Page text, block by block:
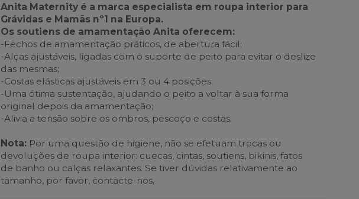
Anita Maternity é a marca especialista em roupa interior para
Grávidas e Mamãs nº1 na Europa.
Os soutiens de amamentação Anita oferecem:
-Fechos de amamentação práticos, de abertura fácil;
-Alças ajustáveis, ligadas com o suporte de peito para evitar o deslize
das mesmas;
-Costas elásticas ajustáveis em 3 ou 4 posições;
-Uma ótima sustentação, ajudando o peito a voltar à sua forma
original depois da amamentação;
-Alivia a tensão sobre os ombros, pescoço e costas.
Nota: Por uma questão de higiene, não se efetuam trocas ou
devoluções de roupa interior: cuecas, cintas, soutiens, bikinis, fatos
de banho ou calças relaxantes. Se tiver dúvidas relativamente ao
tamanho, por favor, contacte-nos.